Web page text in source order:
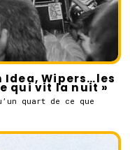
Idea, Wipers…les
qui vit la nuit »
quart de ce que